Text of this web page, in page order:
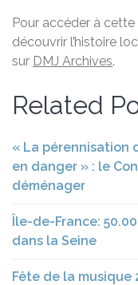
Pour accéder à cette
découvrir l’histoire
sur DMJ Archives.
Related
« La pérennisation
en danger » : le
déménager
Île-de-France:
dans la Seine
Fête de la musique